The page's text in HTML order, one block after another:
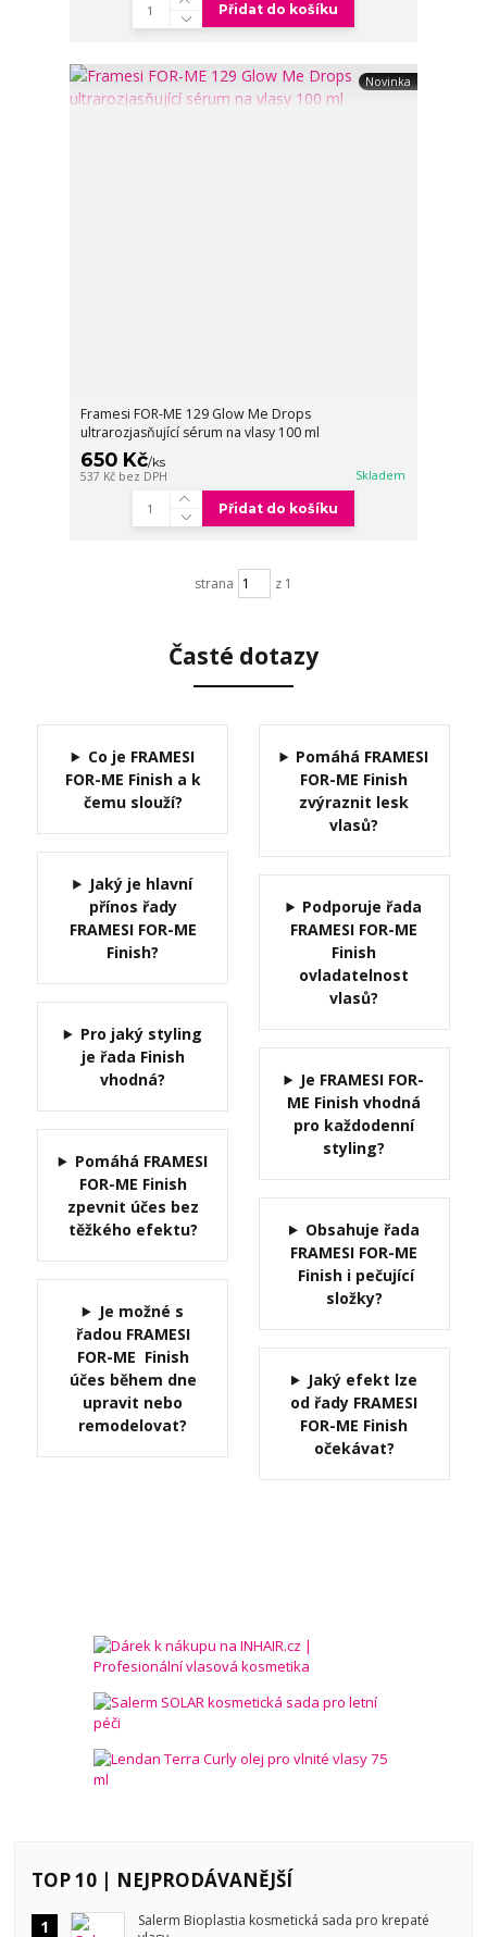
Přidat do košíku
Novinka
Framesi FOR-ME 129 Glow Me Drops
ultrarozjasňující sérum na vlasy 100 ml
650 Kč/ks
537 Kč bez DPH Skladem
Přidat do košíku
strana z 1
Časté dotazy
Co je FRAMESI
FOR-ME Finish a k
čemu slouží?
Jaký je hlavní
přínos řady
FRAMESI FOR-ME
Finish?
Pro jaký styling
je řada Finish
vhodná?
Pomáhá FRAMESI
FOR-ME Finish
zpevnit účes bez
těžkého efektu?
Je možné s
řadou FRAMESI
FOR-ME Finish
účes během dne
upravit nebo
remodelovat?
Pomáhá FRAMESI
FOR-ME Finish
zvýraznit lesk
vlasů?
Podporuje řada
FRAMESI FOR-ME
Finish
ovladatelnost
vlasů?
Je FRAMESI FOR-
ME Finish vhodná
pro každodenní
styling?
Obsahuje řada
FRAMESI FOR-ME
Finish i pečující
složky?
Jaký efekt lze
od řady FRAMESI
FOR-ME Finish
očekávat?
TOP 10 | NEJPRODÁVANĚJŠÍ
1
Salerm Bioplastia kosmetická sada pro krepaté